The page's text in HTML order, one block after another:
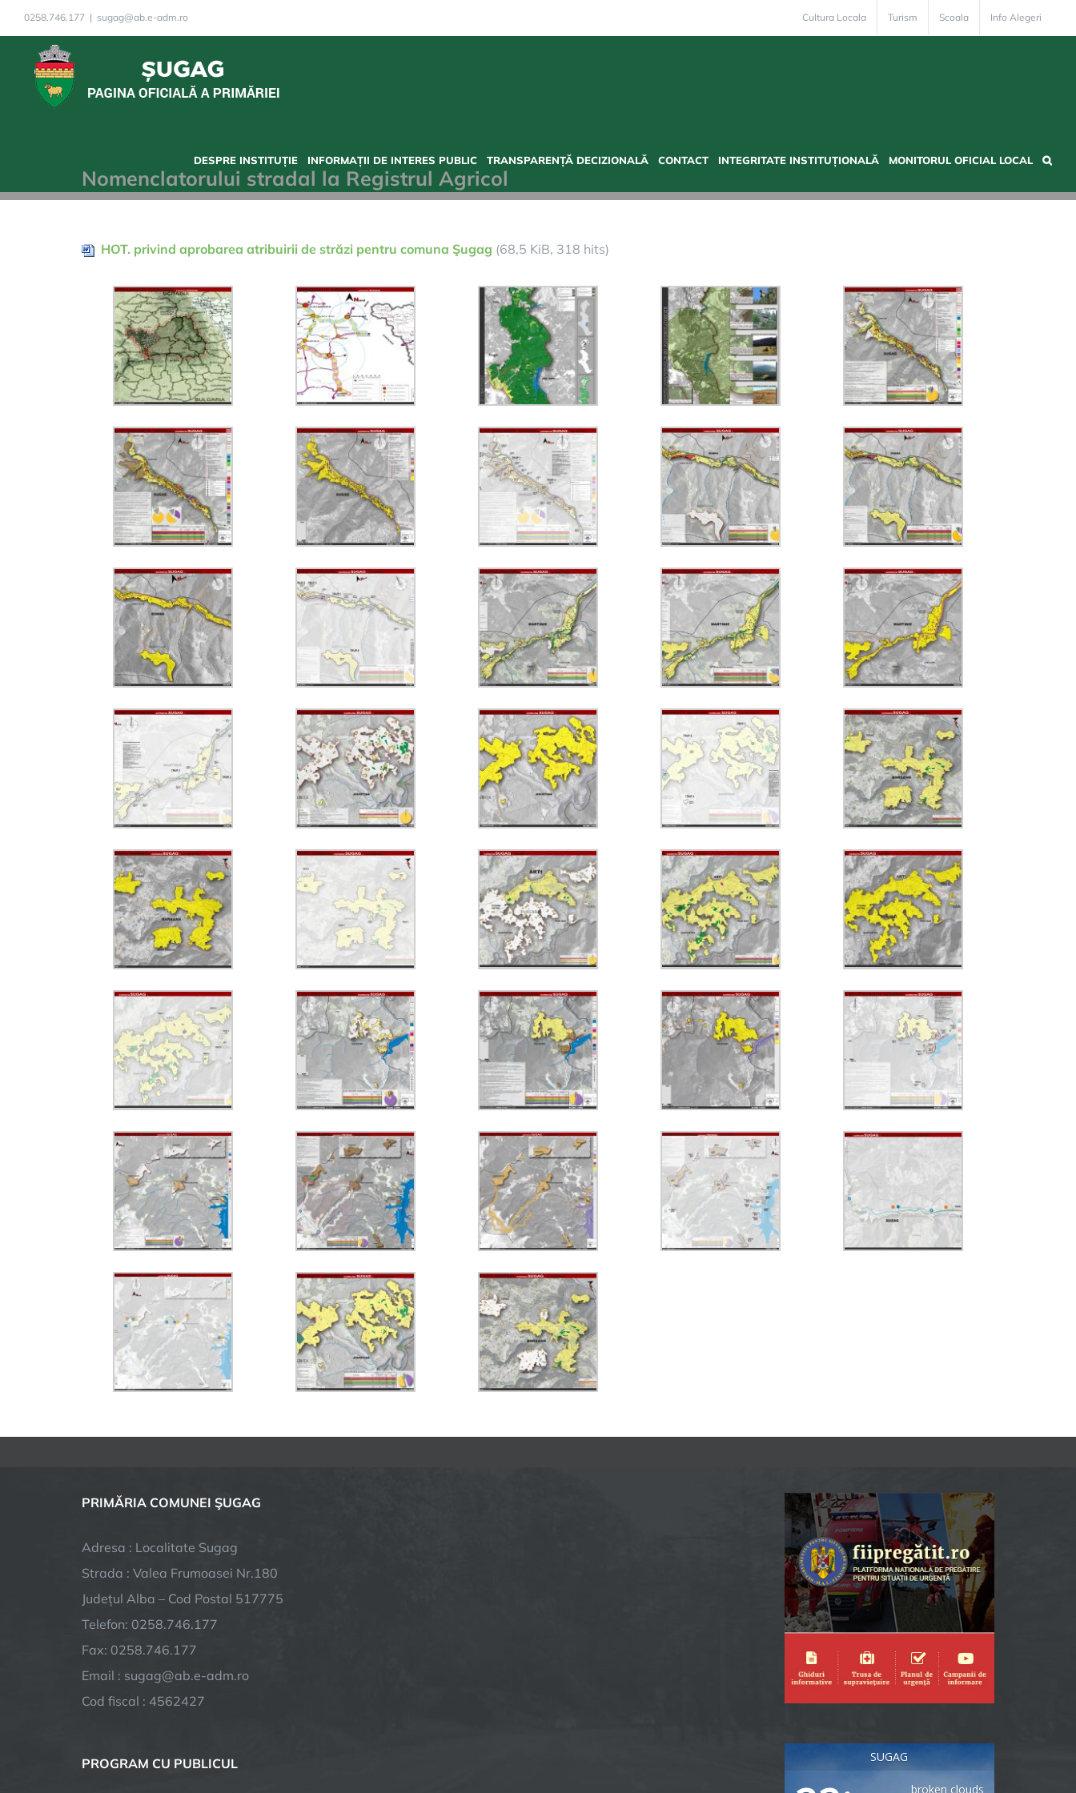
Skip
to
content
0258.746.177 | sugag@ab.e-adm.ro Cultura Locala Turism Scoala Info Alegeri
DESPRE INSTITUȚIE INFORMAȚII DE INTERES PUBLIC TRANSPARENȚĂ DECIZIONALĂ CONTACT INTEGRITATE INSTITUȚIONALĂ MONITORUL OFICIAL LOCAL
Nomenclatorului stradal la Registrul Agricol
HOT. privind aprobarea atribuirii de străzi pentru comuna Şugag (68,5 KiB, 318 hits)
PRIMĂRIA COMUNEI ŞUGAG
Adresa : Localitate Sugag
Strada : Valea Frumoasei Nr.180
Județul Alba – Cod Postal 517775
Telefon: 0258.746.177
Fax: 0258.746.177
Email : sugag@ab.e-adm.ro
Cod fiscal : 4562427
PROGRAM CU PUBLICUL SUGAG
broken clouds